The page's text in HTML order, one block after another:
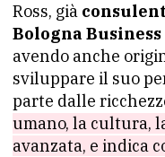
Ross, già
Bologna Business
avendo anche
sviluppare il suo
parte dalle
umano, la cultura,
avanzata, e indica